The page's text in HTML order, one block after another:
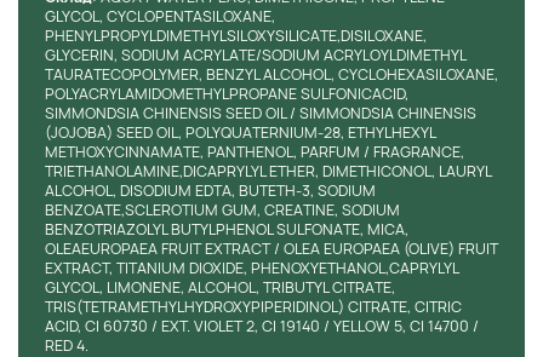
GLYCOL, CYCLOPENTASILOXANE,
PHENYLPROPYLDIMETHYLSILOXYSILICATE,DISILOXANE,
GLYCERIN, SODIUM ACRYLATE/SODIUM ACRYLOYLDIMETHYL
TAURATECOPOLYMER, BENZYL ALCOHOL, CYCLOHEXASILOXANE,
POLYACRYLAMIDOMETHYLPROPANE SULFONICACID,
SIMMONDSIA CHINENSIS SEED OIL / SIMMONDSIA CHINENSIS
(JOJOBA) SEED OIL, POLYQUATERNIUM-28, ETHYLHEXYL
METHOXYCINNAMATE, PANTHENOL, PARFUM / FRAGRANCE,
TRIETHANOLAMINE,DICAPRYLYL ETHER, DIMETHICONOL, LAURYL
ALCOHOL, DISODIUM EDTA, BUTETH-3, SODIUM
BENZOATE,SCLEROTIUM GUM, CREATINE, SODIUM
BENZOTRIAZOLYL BUTYLPHENOL SULFONATE, MICA,
OLEAEUROPAEA FRUIT EXTRACT / OLEA EUROPAEA (OLIVE) FRUIT
EXTRACT, TITANIUM DIOXIDE, PHENOXYETHANOL,CAPRYLYL
GLYCOL, LIMONENE, ALCOHOL, TRIBUTYL CITRATE,
TRIS(TETRAMETHYLHYDROXYPIPERIDINOL) CITRATE, CITRIC
ACID, CI 60730 / EXT. VIOLET 2, CI 19140 / YELLOW 5, CI 14700 /
RED 4.